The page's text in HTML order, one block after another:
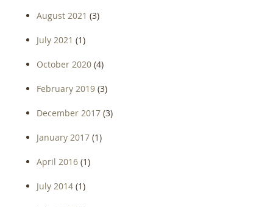
August 2021 (3)
July 2021 (1)
October 2020 (4)
February 2019 (3)
December 2017 (3)
January 2017 (1)
April 2016 (1)
July 2014 (1)